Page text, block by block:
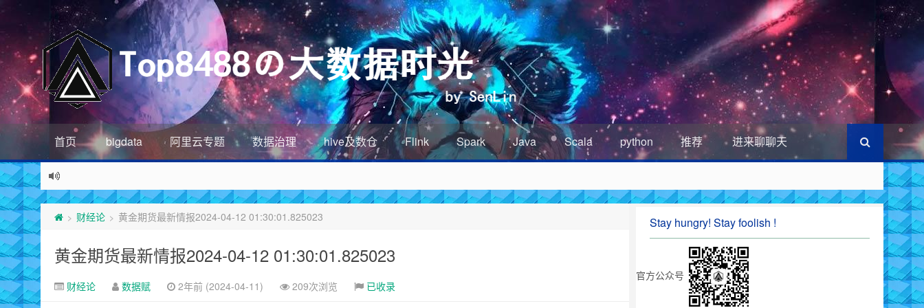
首页 bigdata 阿里云专题 数据治理 hive及数仓 Flink Spark Java Scala python 推荐 进来聊聊天
> 财经论 > 黄金期货最新情报2024-04-12 01:30:01.825023
黄金期货最新情报2024-04-12 01:30:01.825023
财经论 数据赋 2年前 (2024-04-11) 209次浏览 已收录
Stay hungry! Stay foolish !
官方公众号